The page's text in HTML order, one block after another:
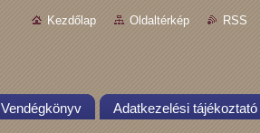
Kezdőlap Oldaltérkép RSS
Vendégkönyv Adatkezelési tájékoztató